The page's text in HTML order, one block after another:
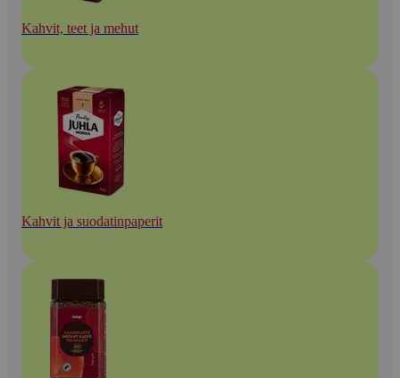
Kahvit, teet ja mehut
Kahvit ja suodatinpaperit